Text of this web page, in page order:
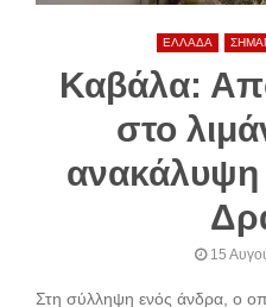
ΕΛΛΑΔΑ
Καβάλα:
στο
ανακάλυψη
15
Στη σύλληψη ενός άνδρα, ο